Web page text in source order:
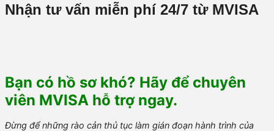
Nhận tư vấn miễn phí 24/7 từ MVISA
Bạn có hồ sơ khó? Hãy để chuyên
viên MVISA hỗ trợ ngay.
Đừng để những rào cản thủ tục làm gián đoạn hành trình của